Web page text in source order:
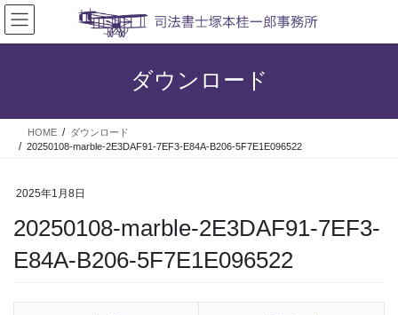
コ
ン
テ
ス
ナ
ビ
ゲ
ン
ダウンロード
HOME
ダウンロード
20250108-marble-2E3DAF91-7EF3-E84A-B206-5F7E1E096522
2025年1月8日
20250108-marble-2E3DAF91-7EF3-
E84A-B206-5F7E1E096522
[video_player_1200x800]